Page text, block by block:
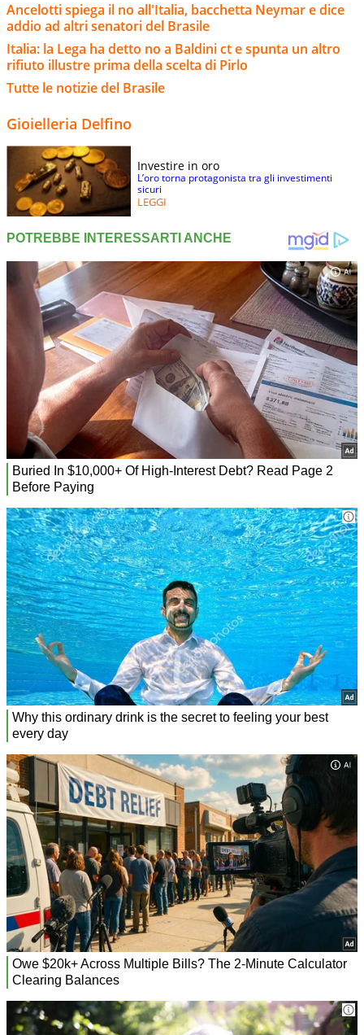
Ancelotti spiega il no all'Italia, bacchetta Neymar e dice
addio ad altri senatori del Brasile
Italia: la Lega ha detto no a Baldini ct e spunta un altro
rifiuto illustre prima della scelta di Pirlo
Tutte le notizie del Brasile
Gioielleria Delfino
Investire in oro
L’oro torna protagonista tra gli investimenti
sicuri
LEGGI